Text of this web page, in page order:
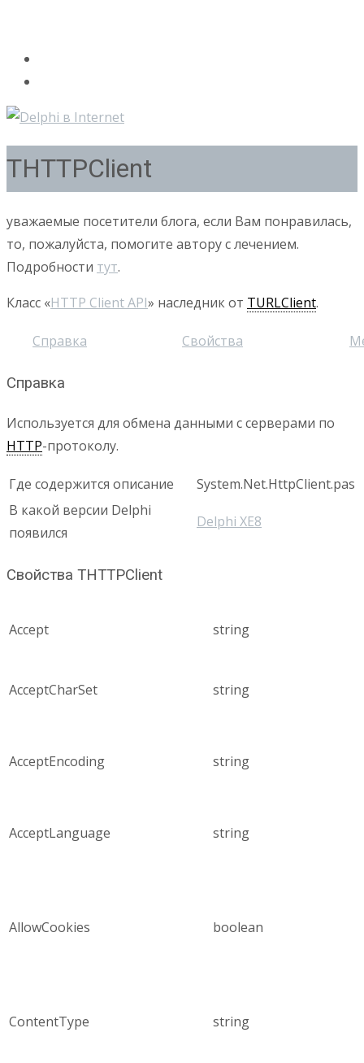
THTTPClient
уважаемые посетители блога, если Вам понравилась,
то, пожалуйста, помогите автору с лечением.
Подробности тут.
Класс «HTTP Client API» наследник от TURLClient.
Справка Свойства
Справка
Используется для обмена данными с серверами по
HTTP-протоколу.
Где содержится описание
System.Net.HttpClient.pas
В какой версии Delphi
появился
Delphi XE8
Свойства THTTPClient
Accept string
AcceptCharSet string
AcceptEncoding string
AcceptLanguage string
AllowCookies boolean
ContentType string